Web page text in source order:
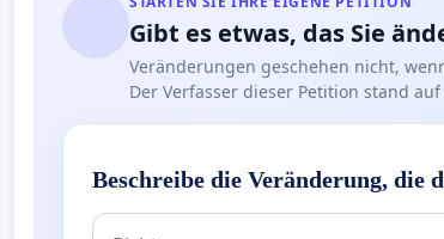
Gibt es etwas, das Sie
Veränderungen geschehen nicht,
Der Verfasser dieser Petition stand
Beschreibe die Veränderung, die